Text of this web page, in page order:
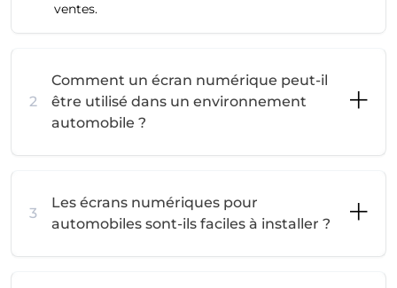
ventes.
2
Comment un écran numérique peut-il
être utilisé dans un environnement
automobile ?
3
Les écrans numériques pour
automobiles sont-ils faciles à installer ?